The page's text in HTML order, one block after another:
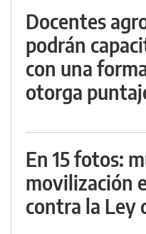
Docentes
podrán
con una
otorga
En 15 fotos:
movilización
contra la Ley